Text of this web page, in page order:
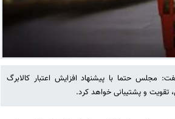
مجلس حتما با پیشنهاد افزایش اعتبار کالابرگ
تقویت و پشتیبانی خواهد کرد.